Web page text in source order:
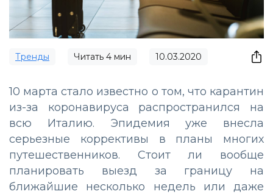
Тренды Читать 4 мин 10.03.2020
10 марта стало известно о том, что карантин
из-за коронавируса распространился на
всю Италию. Эпидемия уже внесла
серьезные коррективы в планы многих
путешественников. Стоит ли вообще
планировать выезд за границу на
ближайшие несколько недель или даже